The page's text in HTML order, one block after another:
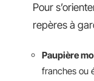
Pour
repères à
Paupière
franches ou